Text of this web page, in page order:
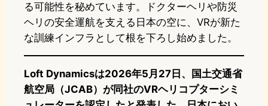
る可能性を秘めています。ドクターヘリや防災
ヘリの安全運航を支える日本の空に、VRが新た
な訓練インフラとして根を下ろし始めました。
Loft Dynamicsは2026年5月27日、国土交通省
航空局（JCAB）が同社のVRヘリコプターシミ